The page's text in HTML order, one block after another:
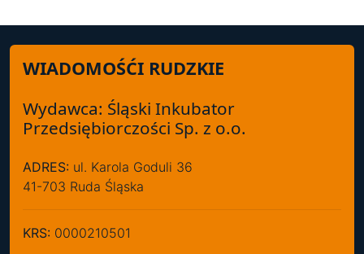
WIADOMOŚĆI RUDZKIE
Wydawca: Śląski Inkubator
Przedsiębiorczości Sp. z o.o.
ADRES: ul. Karola Goduli 36
41-703 Ruda Śląska
KRS: 0000210501